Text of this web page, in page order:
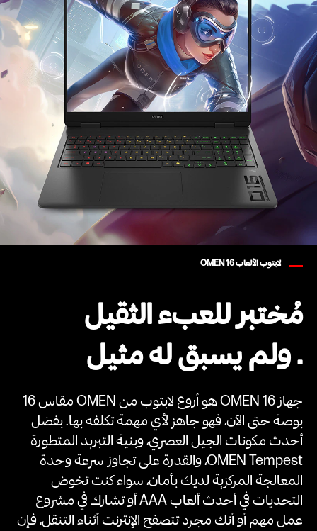
لابتوب الألعاب OMEN 16
مُختبر للعبء الثقيل
. ولم يسبق له مثيل
جهاز OMEN 16 هو أروع لابتوب من OMEN مقاس 16
بوصة حتى الآن، فهو جاهز لأي مهمة تكلفه بها. بفضل
أحدث مكونات الجيل العصري، وبنية التبريد المتطورة
OMEN Tempest، والقدرة على تجاوز سرعة وحدة
المعالجة المركزية لديك بأمان، سواء كنت تخوض
التحديات في أحدث ألعاب AAA أو تشارك في مشروع
عمل مهم أو أنك مجرد تتصفح الإنترنت أثناء التنقل، فإن